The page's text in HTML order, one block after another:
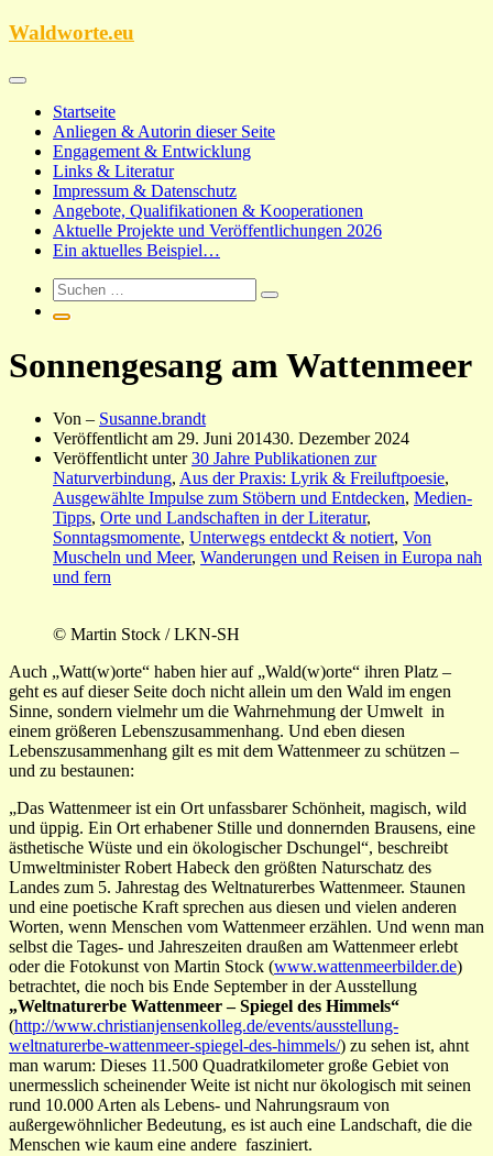
Zum
Waldworte.eu
Startseite
Anliegen & Autorin dieser Seite
Engagement & Entwicklung
Links & Literatur
Impressum & Datenschutz
Angebote, Qualifikationen & Kooperationen
Aktuelle Projekte und Veröffentlichungen 2026
Ein aktuelles Beispiel…
Sonnengesang am Wattenmeer
Von – Susanne.brandt
Veröffentlicht am 29. Juni 201430. Dezember 2024
Veröffentlicht unter30 Jahre Publikationen zur
Naturverbindung, Aus der Praxis: Lyrik & Freiluftpoesie,
Ausgewählte Impulse zum Stöbern und Entdecken, Medien-
Tipps, Orte und Landschaften in der Literatur,
Sonntagsmomente, Unterwegs entdeckt & notiert, Von
Muscheln und Meer, Wanderungen und Reisen in Europa nah
und fern
© Martin Stock / LKN-SH
Auch „Watt(w)orte“ haben hier auf „Wald(w)orte“ ihren Platz –
geht es auf dieser Seite doch nicht allein um den Wald im engen
Sinne, sondern vielmehr um die Wahrnehmung der Umwelt in
einem größeren Lebenszusammenhang. Und eben diesen
Lebenszusammenhang gilt es mit dem Wattenmeer zu schützen –
und zu bestaunen:
„Das Wattenmeer ist ein Ort unfassbarer Schönheit, magisch, wild
und üppig. Ein Ort erhabener Stille und donnernden Brausens, eine
ästhetische Wüste und ein ökologischer Dschungel“, beschreibt
Umweltminister Robert Habeck den größten Naturschatz des
Landes zum 5. Jahrestag des Weltnaturerbes Wattenmeer. Staunen
und eine poetische Kraft sprechen aus diesen und vielen anderen
Worten, wenn Menschen vom Wattenmeer erzählen. Und wenn man
selbst die Tages- und Jahreszeiten draußen am Wattenmeer erlebt
oder die Fotokunst von Martin Stock (www.wattenmeerbilder.de)
betrachtet, die noch bis Ende September in der Ausstellung
„Weltnaturerbe Wattenmeer – Spiegel des Himmels“
(http://www.christianjensenkolleg.de/events/ausstellung-
weltnaturerbe-wattenmeer-spiegel-des-himmels/) zu sehen ist, ahnt
man warum: Dieses 11.500 Quadratkilometer große Gebiet von
unermesslich scheinender Weite ist nicht nur ökologisch mit seinen
rund 10.000 Arten als Lebens- und Nahrungsraum von
außergewöhnlicher Bedeutung, es ist auch eine Landschaft, die die
Menschen wie kaum eine andere fasziniert.